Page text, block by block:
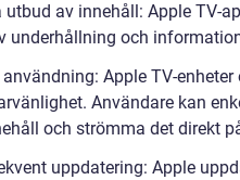
utbud av innehåll: Apple TV-
underhållning och
användning: Apple TV-
Användare kan
och strömma det direkt
uppdatering: Apple